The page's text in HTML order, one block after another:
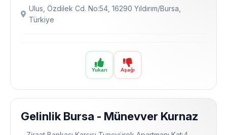
Yukarı Aşağı
Ulus, Özdilek Cd. No:54, 16290 Yıldırım/Bursa,
Türkiye
Gelinlik Bursa - Münevver Kurnaz